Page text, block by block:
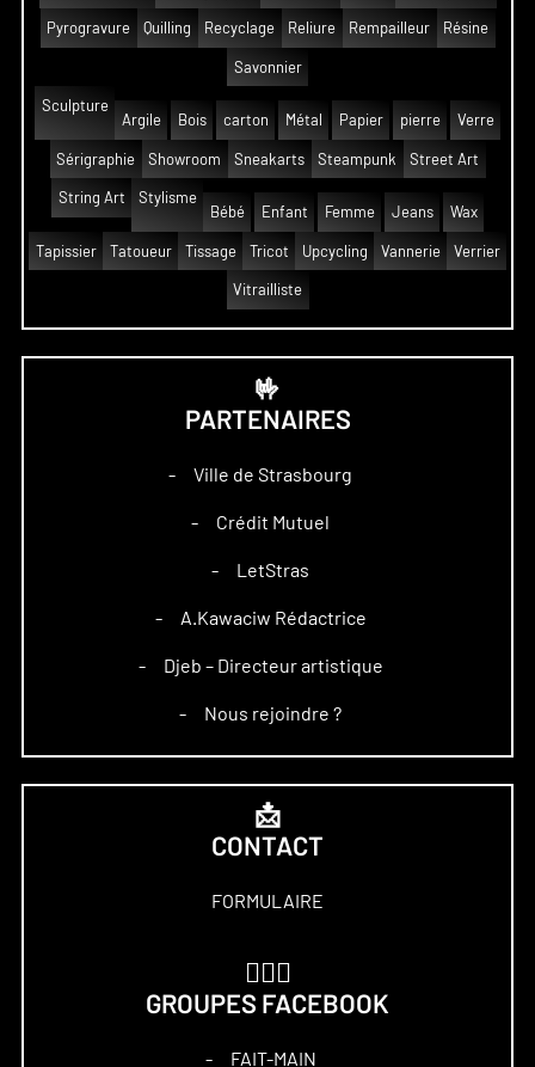
Pyrogravure Quilling Recyclage Reliure Rempailleur Résine
Savonnier
Sculpture
Argile
Bois carton Métal Papier pierre Verre
Sérigraphie Showroom Sneakarts Steampunk Street Art
String Art
Stylisme
Bébé
Enfant Femme Jeans Wax
Tapissier Tatoueur Tissage Tricot Upcycling Vannerie Verrier
Vitrailliste
🤟
PARTENAIRES
– Ville de Strasbourg
– Crédit Mutuel
– LetStras
– A.Kawaciw Rédactrice
– Djeb – Directeur artistique
– Nous rejoindre ?
📩
CONTACT
FORMULAIRE
GROUPES FACEBOOK
– FAIT-MAIN